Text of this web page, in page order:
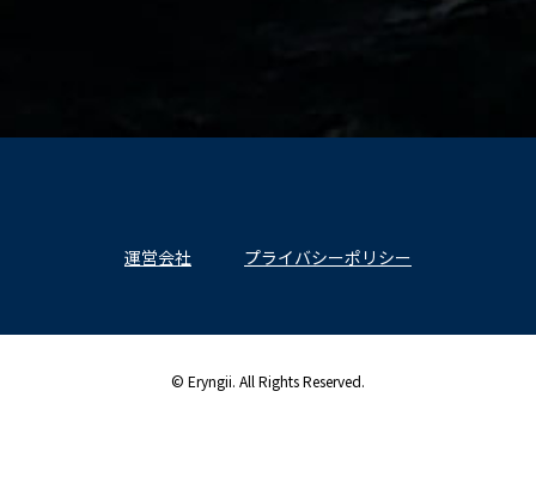
運営会社 プライバシーポリシー
© Eryngii. All Rights Reserved.